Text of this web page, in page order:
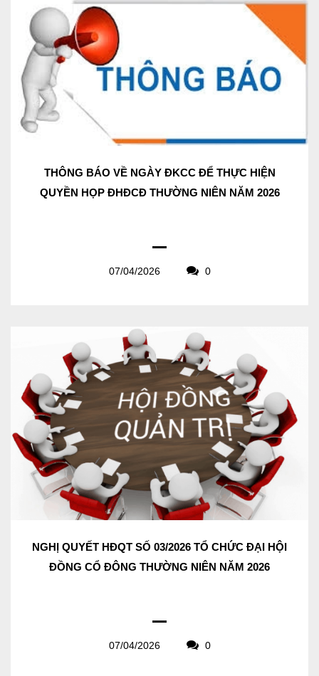
THÔNG BÁO VỀ NGÀY ĐKCC ĐỂ THỰC HIỆN
QUYỀN HỌP ĐHĐCĐ THƯỜNG NIÊN NĂM 2026
07/04/2026 0
NGHỊ QUYẾT HĐQT SỐ 03/2026 TỔ CHỨC ĐẠI HỘI
ĐỒNG CỔ ĐÔNG THƯỜNG NIÊN NĂM 2026
07/04/2026 0